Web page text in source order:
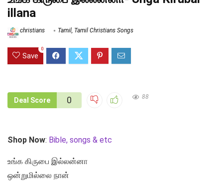
illana
christians Tamil, Tamil Christians Songs
Save
0
Deal Score 0 88
Shop Now: Bible, songs & etc
உங்க கிருபை இல்லன்னா
ஒன்றுமில்லை நான்